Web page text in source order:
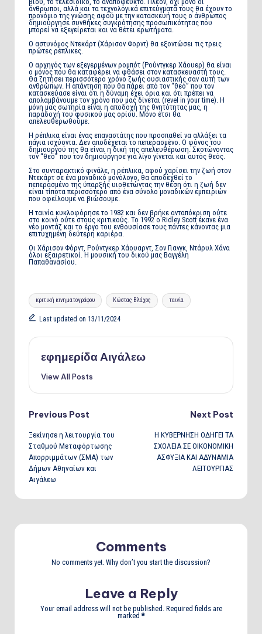
άνθρωποι, αλλά και τα τεχνολογικά επιτεύγματά τους θα έχουν το
προνόμιο της γνώσης αφού με την κατασκευή τους ο άνθρωπος
δημιούργησε συνθήκες συγκρότησης προσωπικότητας που
μπορεί να εξεγείρεται και να θέτει ερωτήματα.
Ο αστυνόμος Ντεκάρτ (Χάρισον Φορντ) θα εξοντώσει τις τρεις
πρώτες ρέπλικες.
Ο αρχηγός των εξεγερμένων ρομπότ (Ρούντγκερ Χάουερ) θα είναι
ο μόνος που θα καταφέρει να φθάσει στον κατασκευαστή τους.
Θα ζητήσει περισσότερο χρόνο ζωής ουσιαστικής σαν αυτή των
ανθρώπων. Η απάντηση που θα πάρει από τον “θεό” που τον
κατασκεύασε είναι ότι η δύναμη έχει όρια και ότι πρέπει να
απολαμβάνουμε τον χρόνο που μας δίνεται (revel in your time). Η
μόνη μας σωτηρία είναι η αποδοχή της θνητότητας μας, η
παραδοχή του φυσικού μας ορίου. Μόνο έτσι θα
απελευθερωθούμε.
Η ρέπλικα είναι ένας επαναστάτης που προσπαθεί να αλλάξει τα
πάγια ισχύοντα. Δεν αποδέχεται το πεπερασμένο. Ο φόνος του
δημιουργού της θα είναι η δική της απελευθέρωση. Σκοτώνοντας
τον “θεό” που τον δημιούργησε για λίγο γίνεται και αυτός θεός.
Στο συνταρακτικό φινάλε, η ρέπλικα, αφού χαρίσει την ζωή στον
Ντεκάρτ σε ένα μοναδικό μονόλογο, θα αποδεχθεί το
πεπερασμένο της ύπαρξής υιοθετώντας την θέση ότι η ζωή δεν
είναι τίποτα περισσότερο από ένα σύνολο μοναδικών εμπειριών
που οφείλουμε να βιώσουμε.
Η ταινία κυκλοφόρησε το 1982 και δεν βρήκε ανταπόκριση ούτε
στο κοινό ούτε στους κριτικούς. Το 1992 ο Ridley Scott έκανε ένα
νέο μοντάζ και το έργο του ενθουσίασε τους πάντες κάνοντας μια
επιτυχημένη δεύτερη καριέρα.
Οι Χάρισον Φόρντ, Ρούντγκερ Χάουαρντ, Σον Γιανγκ, Ντάρυλ Χάνα
όλοι εξαιρετικοί. Η μουσική του δικού μας Βαγγέλη
Παπαθανασίου.
Tags:
κριτική κινηματογράφου Κώστας Βλάχος ταινία
Last updated on 13/11/2024
εφημερίδα Αιγάλεω
View All Posts
Post
navigation
Previous Post
Ξεκίνησε η λειτουργία του
Σταθμού Μεταφόρτωσης
Απορριμμάτων (ΣΜΑ) των
Δήμων Αθηναίων και
Αιγάλεω
Next Post
Η ΚΥΒΕΡΝΗΣΗ ΟΔΗΓΕΙ ΤΑ
ΣΧΟΛΕΙΑ ΣΕ ΟΙΚΟΝΟΜΙΚΗ
ΑΣΦΥΞΙΑ ΚΑΙ ΑΔΥΝΑΜΙΑ
ΛΕΙΤΟΥΡΓΙΑΣ
Comments
No comments yet. Why don’t you start the discussion?
Leave a Reply
Your email address will not be published. Required fields are
marked*